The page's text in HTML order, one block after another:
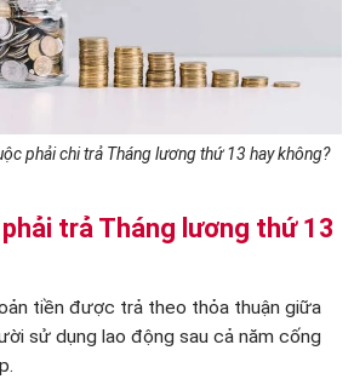
phải chi trả Tháng lương thứ 13 hay không?
trả Tháng lương thứ 13
tiền được trả theo thỏa thuận giữa
sử dụng lao động sau cả năm cống